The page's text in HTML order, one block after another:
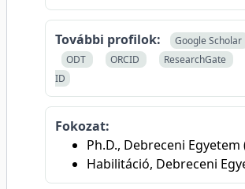
További profilok: Google Scholar
ODT
ORCID ResearchGate
ID
Fokozat:
Ph.D., Debreceni Egyetem
Habilitáció, Debreceni